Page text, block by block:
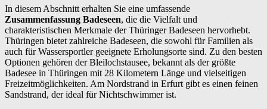
In diesem Abschnitt erhalten Sie eine umfassende
Zusammenfassung Badeseen, die die Vielfalt und
charakteristischen Merkmale der Thüringer Badeseen hervorhebt.
Thüringen bietet zahlreiche Badeseen, die sowohl für Familien als
auch für Wassersportler geeignete Erholungsorte sind. Zu den besten
Optionen gehören der Bleilochstausee, bekannt als der größte
Badesee in Thüringen mit 28 Kilometern Länge und vielseitigen
Freizeitmöglichkeiten. Am Nordstrand in Erfurt gibt es einen feinen
Sandstrand, der ideal für Nichtschwimmer ist.